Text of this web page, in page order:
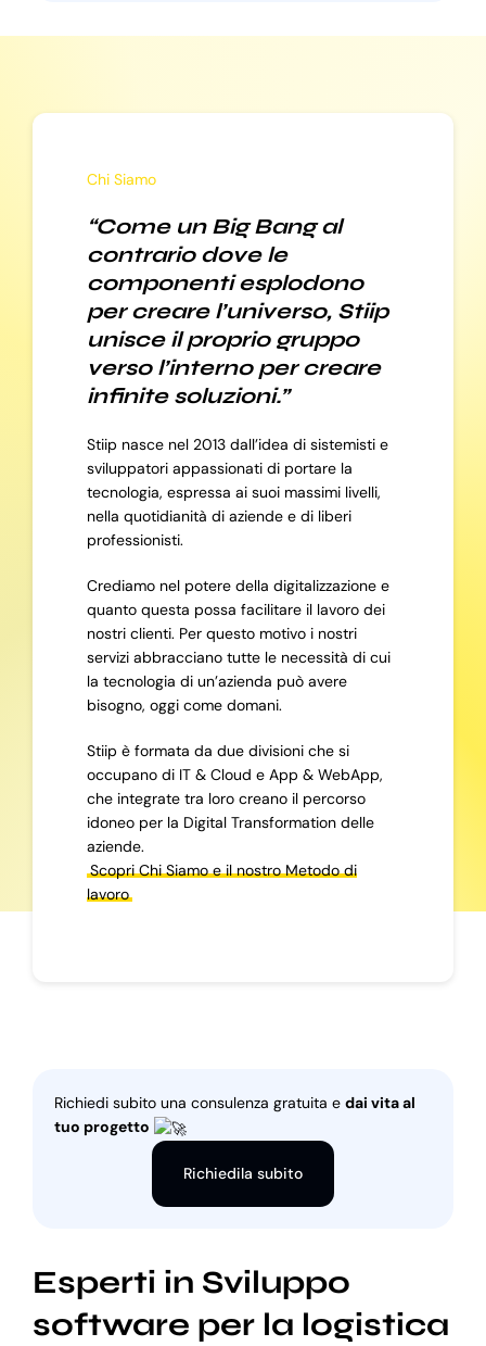
Chi Siamo
“Come un Big Bang al
contrario dove le
componenti esplodono
per creare l’universo, Stiip
unisce il proprio gruppo
verso l’interno per creare
infinite soluzioni.”
Stiip nasce nel 2013 dall’idea di sistemisti e
sviluppatori appassionati di portare la
tecnologia, espressa ai suoi massimi livelli,
nella quotidianità di aziende e di liberi
professionisti.
Crediamo nel potere della digitalizzazione e
quanto questa possa facilitare il lavoro dei
nostri clienti. Per questo motivo i nostri
servizi abbracciano tutte le necessità di cui
la tecnologia di un’azienda può avere
bisogno, oggi come domani.
Stiip è formata da due divisioni che si
occupano di IT & Cloud e App & WebApp,
che integrate tra loro creano il percorso
idoneo per la Digital Transformation delle
aziende.
Scopri Chi Siamo e il nostro Metodo di
lavoro
Richiedi subito una consulenza gratuita e dai vita al
tuo progetto
Richiedila subito
Esperti in Sviluppo
software per la logistica